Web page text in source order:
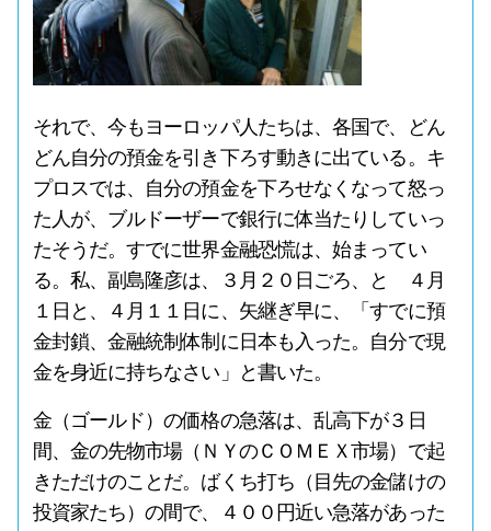
それで、今もヨーロッパ人たちは、各国で、どん
どん自分の預金を引き下ろす動きに出ている。キ
プロスでは、自分の預金を下ろせなくなって怒っ
た人が、ブルドーザーで銀行に体当たりしていっ
たそうだ。すでに世界金融恐慌は、始まってい
る。私、副島隆彦は、３月２０日ごろ、と ４月
１日と、４月１１日に、矢継ぎ早に、「すでに預
金封鎖、金融統制体制に日本も入った。自分で現
金を身近に持ちなさい」と書いた。
金（ゴールド）の価格の急落は、乱高下が３日
間、金の先物市場（ＮＹのＣＯＭＥＸ市場）で起
きただけのことだ。ばくち打ち（目先の金儲けの
投資家たち）の間で、４００円近い急落があった